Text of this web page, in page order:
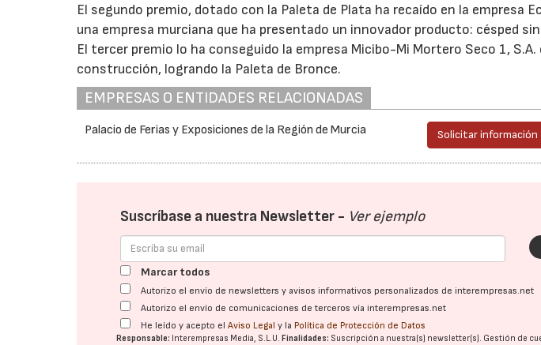
El segundo premio, dotado con la Paleta de Plata ha recaído en la empresa
una empresa murciana que ha presentado un innovador producto: césped
El tercer premio lo ha conseguido la empresa Micibo-Mi Mortero Seco 1,
construcción, logrando la Paleta de Bronce.
EMPRESAS O ENTIDADES RELACIONADAS
Palacio de Ferias y Exposiciones de la Región de Murcia Solicitar información
Suscríbase a nuestra Newsletter - Ver ejemplo
Marcar todos
Autorizo el envío de newsletters y avisos informativos personalizados de interempresas.net
Autorizo el envío de comunicaciones de terceros vía interempresas.net
He leído y acepto elAviso Legal y la Política de Protección de Datos
Responsable: Interempresas Media, S.L.U.Finalidades: Suscripción a nuestra(s) newsletter(s). Gestión de